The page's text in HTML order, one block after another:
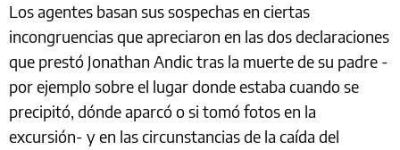
Los agentes basan sus sospechas en ciertas
incongruencias que apreciaron en las dos declaraciones
que prestó Jonathan Andic tras la muerte de su padre -
por ejemplo sobre el lugar donde estaba cuando se
precipitó, dónde aparcó o si tomó fotos en la
excursión- y en las circunstancias de la caída del